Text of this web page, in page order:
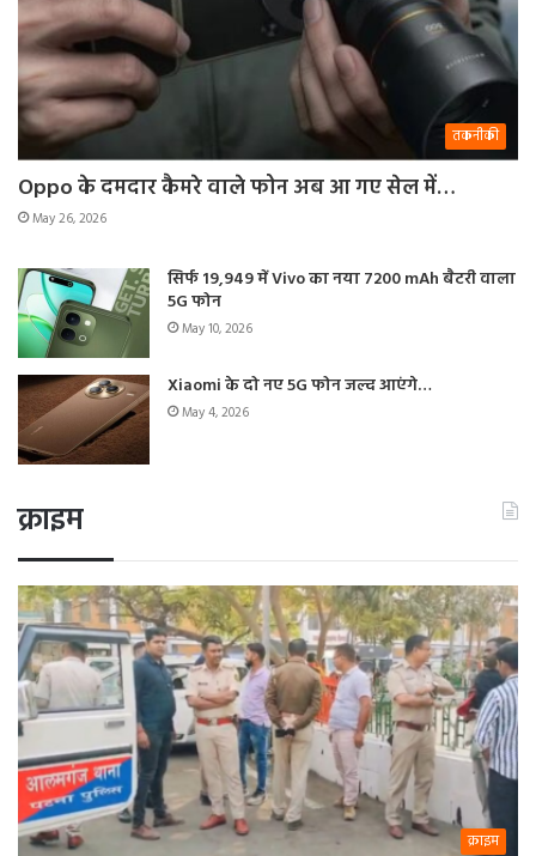
तकनीकी
Oppo के दमदार कैमरे वाले फोन अब आ गए सेल में…
May 26, 2026
सिर्फ 19,949 में Vivo का नया 7200 mAh बैटरी वाला
5G फोन
May 10, 2026
Xiaomi के दो नए 5G फोन जल्द आएंगे…
May 4, 2026
क्राइम
क्राइम